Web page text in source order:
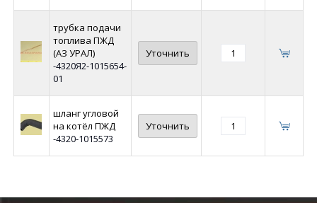
трубка подачи
топлива ПЖД
(АЗ УРАЛ)
-4320Я2-1015654-
01
Уточнить
шланг угловой
на котёл ПЖД
-4320-1015573
Уточнить